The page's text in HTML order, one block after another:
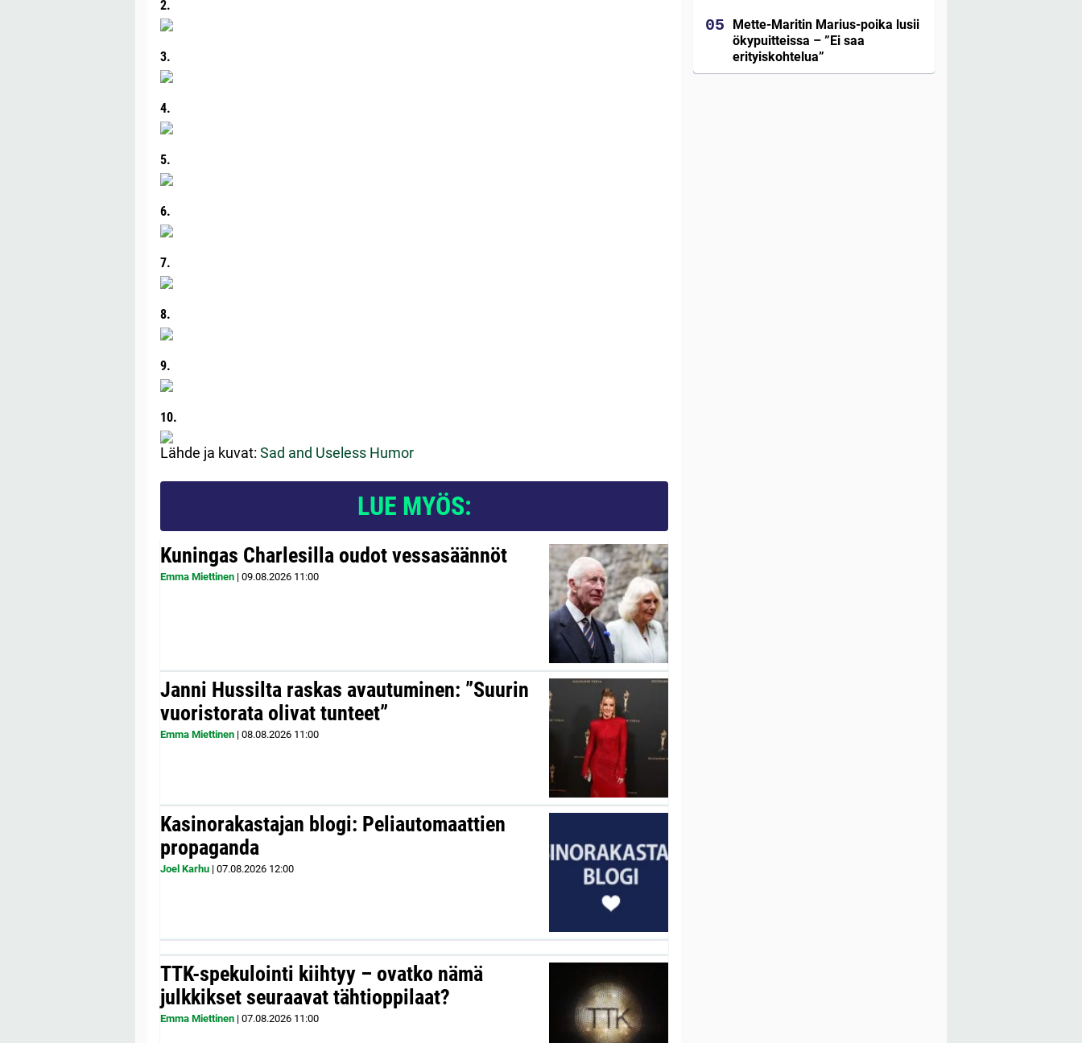
2.
3.
4.
5.
6.
7.
8.
9.
10.
Lähde ja kuvat: Sad and Useless Humor
LUE MYÖS:
Kuningas Charlesilla oudot vessasäännöt
Emma Miettinen | 09.08.2026 11:00
Janni Hussilta raskas avautuminen: ”Suurin
vuoristorata olivat tunteet”
Emma Miettinen | 08.08.2026 11:00
Kasinorakastajan blogi: Peliautomaattien
propaganda
Joel Karhu | 07.08.2026 12:00
TTK-spekulointi kiihtyy – ovatko nämä
julkkikset seuraavat tähtioppilaat?
Emma Miettinen | 07.08.2026 11:00
Mette-Maritin Marius-poika lusii
ökypuitteissa – ”Ei saa
erityiskohtelua”